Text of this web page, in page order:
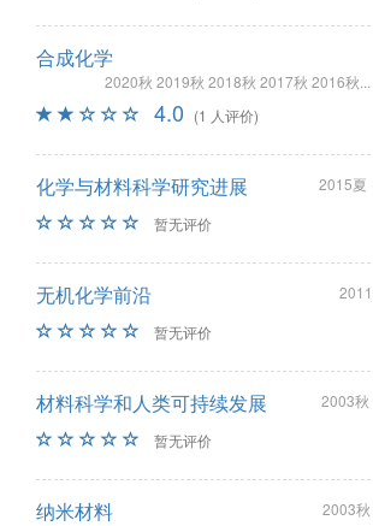
合成化学
2020秋 2019秋 2018秋 2017秋 2016秋
4.0 (1 人评价)
化学与材料科学研究进展
2015夏
暂无评价
无机化学前沿
暂无评价
材料科学和人类可持续发展
2003秋
暂无评价
纳米材料
2003